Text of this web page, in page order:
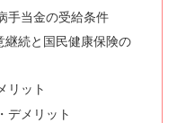
手当金の受給条件
継続と国民健康保険の
リット
デメリット